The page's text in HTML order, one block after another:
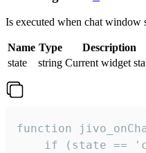
Is executed when chat window
Name Type
Description
state
string Current widget
function
if (state ==